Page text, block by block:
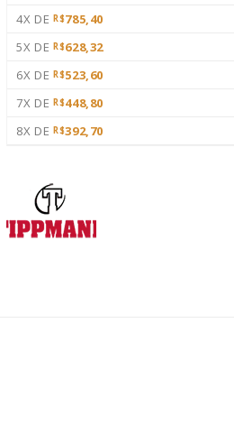
4X DE R$785,40
5X DE R$628,32
6X DE R$523,60
7X DE R$448,80
8X DE R$392,70